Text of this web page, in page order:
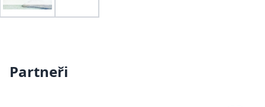
Partneři